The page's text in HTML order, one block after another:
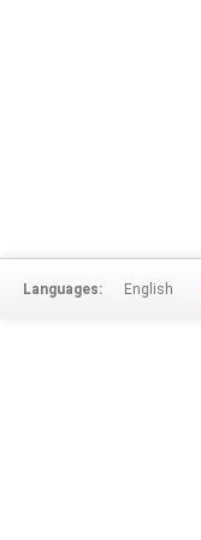
Languages: English